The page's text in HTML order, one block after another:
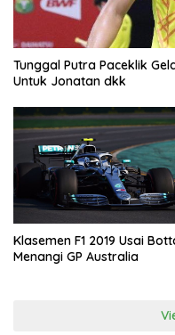
Tunggal Putra Paceklik
Untuk Jonatan dkk
Klasemen F1 2019 Usai
Menangi GP Australia